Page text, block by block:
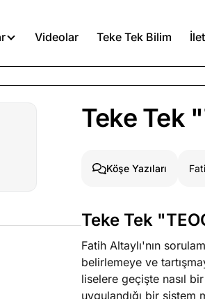
Videolar Teke Tek Bilim
Ağustos 4, 2026
olduğumu bilmek
Köşe
Teke Tek
Köşe Yazıları
Teke Tek
Fatih Altaylı'nın
belirlemeye ve
liselere geçişte nasıl
uygulandığı bir sistem